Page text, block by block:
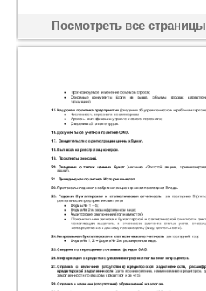
Посмотреть все страницы